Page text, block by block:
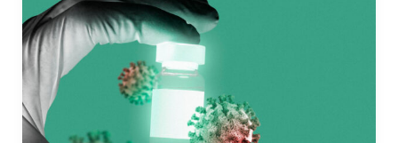
(BCAA)
para
Salud